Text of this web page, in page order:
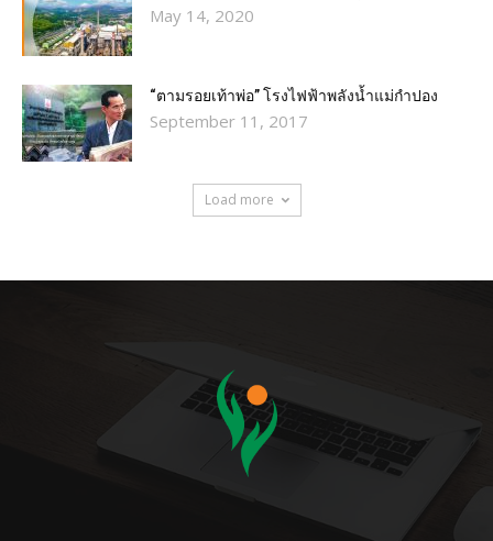
May 14, 2020
“ตามรอยเท้าพ่อ” โรงไฟฟ้าพลังน้ำแม่กำปอง
September 11, 2017
Load more